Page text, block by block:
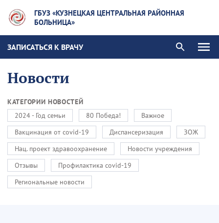
ГБУЗ «КУЗНЕЦКАЯ ЦЕНТРАЛЬНАЯ РАЙОННАЯ
БОЛЬНИЦА»
ЗАПИСАТЬСЯ К ВРАЧУ
Новости
КАТЕГОРИИ НОВОСТЕЙ
2024 - Год семьи
80 Победа!
Важное
Вакцинация от covid-19
Диспансеризация
ЗОЖ
Нац. проект здравоохранение
Новости учреждения
Отзывы
Профилактика covid-19
Региональные новости